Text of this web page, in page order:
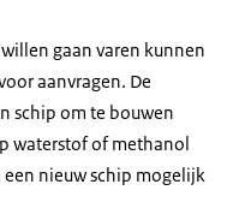
gaan varen kunnen
aanvragen. De
schip om te bouwen
waterstof of methanol
nieuw schip mogelijk